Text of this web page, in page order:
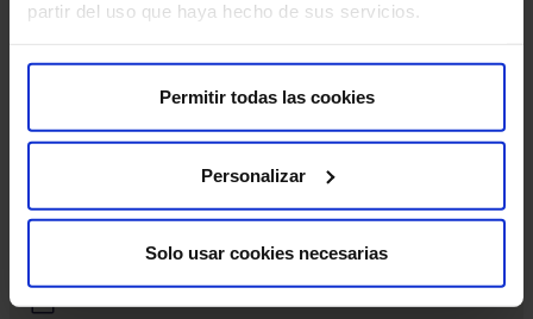
partir del uso que haya hecho de sus servicios.
Permitir todas las cookies
Personalizar
Solo usar cookies necesarias